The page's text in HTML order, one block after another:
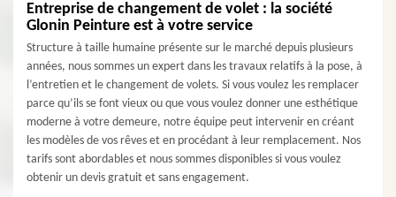
Entreprise de changement de volet : la société
Glonin Peinture est à votre service
Structure à taille humaine présente sur le marché depuis plusieurs
années, nous sommes un expert dans les travaux relatifs à la pose, à
l’entretien et le changement de volets. Si vous voulez les remplacer
parce qu’ils se font vieux ou que vous voulez donner une esthétique
moderne à votre demeure, notre équipe peut intervenir en créant
les modèles de vos rêves et en procédant à leur remplacement. Nos
tarifs sont abordables et nous sommes disponibles si vous voulez
obtenir un devis gratuit et sans engagement.